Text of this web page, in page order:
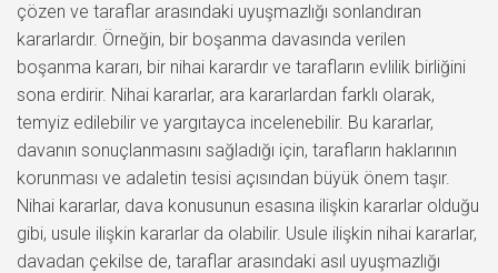
çözen ve taraflar arasındaki uyuşmazlığı sonlandıran
kararlardır. Örneğin, bir boşanma davasında verilen
boşanma kararı, bir nihai karardır ve tarafların evlilik birliğini
sona erdirir. Nihai kararlar, ara kararlardan farklı olarak,
temyiz edilebilir ve yargıtayca incelenebilir. Bu kararlar,
davanın sonuçlanmasını sağladığı için, tarafların haklarının
korunması ve adaletin tesisi açısından büyük önem taşır.
Nihai kararlar, dava konusunun esasına ilişkin kararlar olduğu
gibi, usule ilişkin kararlar da olabilir. Usule ilişkin nihai kararlar,
davadan çekilse de, taraflar arasındaki asıl uyuşmazlığı